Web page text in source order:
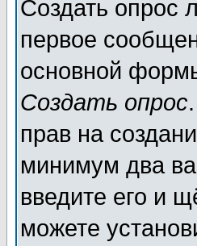
Создать опрос
первое
основной
Создать опрос
прав на
минимум два
введите его и
можете